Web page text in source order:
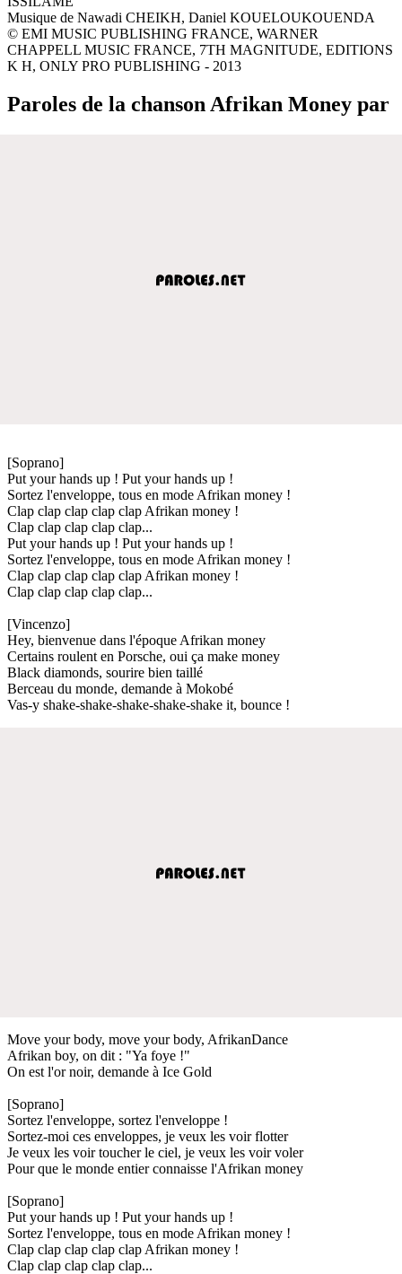
Musique de Nawadi CHEIKH, Daniel KOUELOUKOUENDA
© EMI MUSIC PUBLISHING FRANCE, WARNER
CHAPPELL MUSIC FRANCE, 7TH MAGNITUDE, EDITIONS
K H, ONLY PRO PUBLISHING - 2013
Paroles de la chanson Afrikan Money par
[Soprano]
Put your hands up ! Put your hands up !
Sortez l'enveloppe, tous en mode Afrikan money !
Clap clap clap clap clap Afrikan money !
Clap clap clap clap clap...
Put your hands up ! Put your hands up !
Sortez l'enveloppe, tous en mode Afrikan money !
Clap clap clap clap clap Afrikan money !
Clap clap clap clap clap...
[Vincenzo]
Hey, bienvenue dans l'époque Afrikan money
Certains roulent en Porsche, oui ça make money
Black diamonds, sourire bien taillé
Berceau du monde, demande à Mokobé
Vas-y shake-shake-shake-shake-shake it, bounce !
Move your body, move your body, AfrikanDance
Afrikan boy, on dit : "Ya foye !"
On est l'or noir, demande à Ice Gold
[Soprano]
Sortez l'enveloppe, sortez l'enveloppe !
Sortez-moi ces enveloppes, je veux les voir flotter
Je veux les voir toucher le ciel, je veux les voir voler
Pour que le monde entier connaisse l'Afrikan money
[Soprano]
Put your hands up ! Put your hands up !
Sortez l'enveloppe, tous en mode Afrikan money !
Clap clap clap clap clap Afrikan money !
Clap clap clap clap clap...